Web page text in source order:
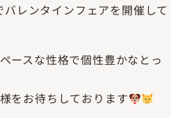
レンタインフェアを開催して
ースな性格で個性豊かなとっ
をお待ちしております